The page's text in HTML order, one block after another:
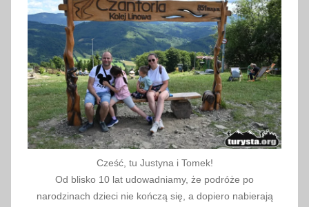
5
Cześć, tu Justyna i Tomek!
Od blisko 10 lat udowadniamy, że podróże po
narodzinach dzieci nie kończą się, a dopiero nabierają